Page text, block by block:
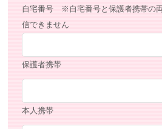
自宅番号 ※自宅番号と保護者携帯の
信できません
保護者携帯
本人携帯